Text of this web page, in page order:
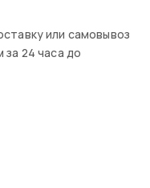
или самовывоз
24 часа до